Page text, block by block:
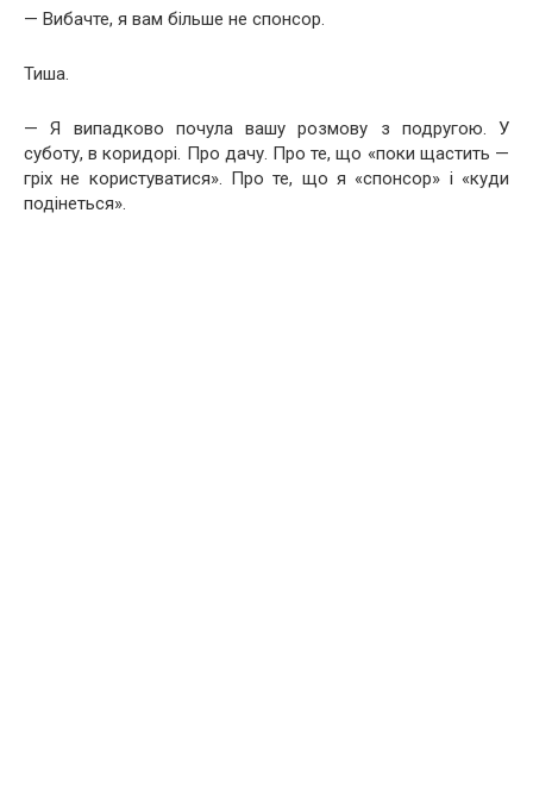
— Вибачте, я вам більше не спонсор.
Тиша.
— Я випадково почула вашу розмову з подругою. У
суботу, в коридорі. Про дачу. Про те, що «поки щастить —
гріх не користуватися». Про те, що я «спонсор» і «куди
подінеться».